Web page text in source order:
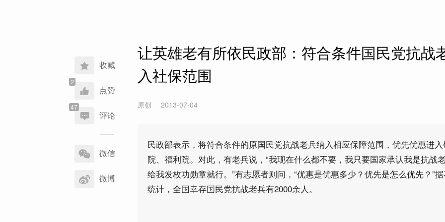
收藏
点赞
评论
享
到
微信
微博
让英雄老有所依民政部：符合条件国民党抗战
入社保范围
原创 2013-07-04
民政部表示，将符合条件的原国民党抗战老兵纳入相应保障范围，优先优惠进
院、福利院。对此，有老兵说，“我现在什么都不要，我只要国家承认我是抗战
给我发枚功勋章就行。”有志愿者则问，“优惠是优惠多少？优先是怎么优先？”
统计，全国幸存国民党抗战老兵有2000余人。